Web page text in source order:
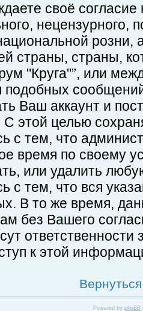
своё
нецензурного,
страны, страны,
"Круга"”, или
подобных
Ваш аккаунт и
С этой целью
с тем, что
время по своему
или удалить
с тем, что вся
В то же время,
без Вашего
ответственности
к этой
Powered by phpBB